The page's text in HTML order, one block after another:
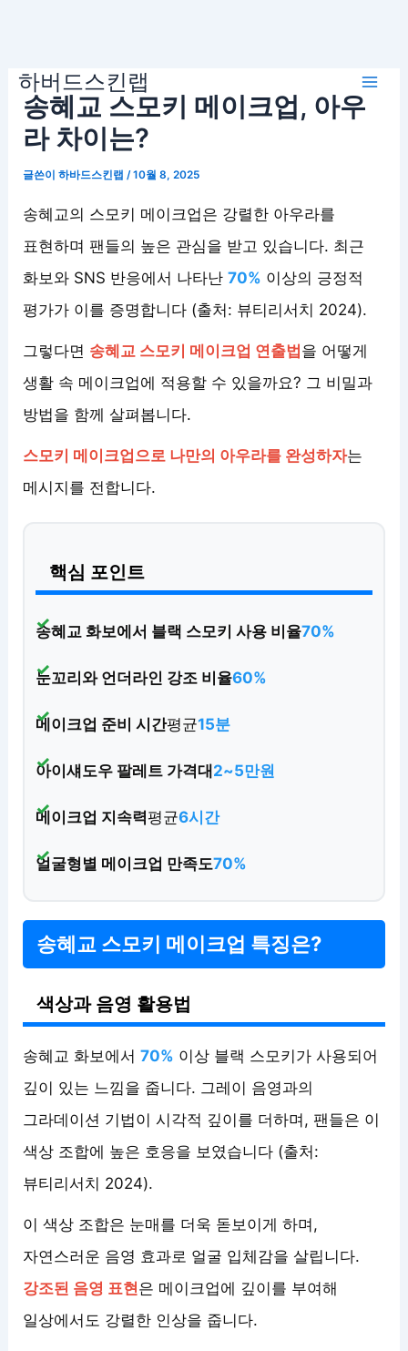
하버드스킨랩
송혜교 스모키 메이크업, 아우
라 차이는?
글쓴이하바드스킨랩/10월 8, 2025
송혜교의 스모키 메이크업은 강렬한 아우라를
표현하며 팬들의 높은 관심을 받고 있습니다. 최근
화보와 SNS 반응에서 나타난70% 이상의 긍정적
평가가 이를 증명합니다 (출처: 뷰티리서치 2024).
그렇다면 송혜교 스모키 메이크업 연출법을 어떻게
생활 속 메이크업에 적용할 수 있을까요? 그 비밀과
방법을 함께 살펴봅니다.
스모키 메이크업으로 나만의 아우라를 완성하자는
메시지를 전합니다.
핵심 포인트
송혜교 화보에서 블랙 스모키 사용 비율70%
눈꼬리와 언더라인 강조 비율60%
메이크업 준비 시간평균15분
아이섀도우 팔레트 가격대2~5만원
메이크업 지속력평균6시간
얼굴형별 메이크업 만족도70%
송혜교 스모키 메이크업 특징은?
색상과 음영 활용법
송혜교 화보에서70% 이상 블랙 스모키가 사용되어
깊이 있는 느낌을 줍니다. 그레이 음영과의
그라데이션 기법이 시각적 깊이를 더하며, 팬들은 이
색상 조합에 높은 호응을 보였습니다 (출처:
뷰티리서치 2024).
이 색상 조합은 눈매를 더욱 돋보이게 하며,
자연스러운 음영 효과로 얼굴 입체감을 살립니다.
강조된 음영 표현은 메이크업에 깊이를 부여해
일상에서도 강렬한 인상을 줍니다.